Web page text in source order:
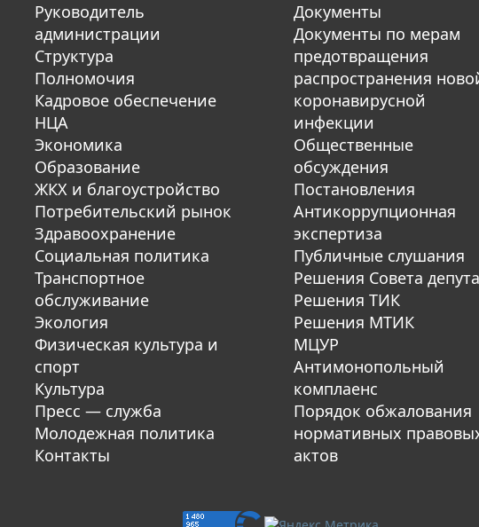
Руководитель
администрации
Структура
Полномочия
Кадровое обеспечение
НЦА
Экономика
Образование
ЖКХ и благоустройство
Потребительский рынок
Здравоохранение
Социальная политика
Транспортное
обслуживание
Экология
Физическая культура и
спорт
Культура
Пресс — служба
Молодежная политика
Контакты
Документы
Документы по мерам
предотвращения
распространения
коронавирусной
инфекции
Общественные
обсуждения
Постановления
Антикоррупционная
экспертиза
Публичные слушания
Решения Совета
Решения ТИК
Решения МТИК
МЦУР
Антимонопольный
комплаенс
Порядок обжалования
нормативных
актов